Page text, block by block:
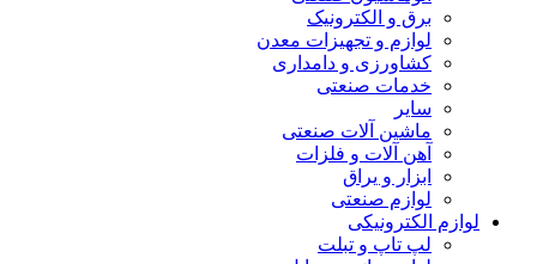
برق و الکترونیک
لوازم و تجهیزات معدن
کشاورزی و دامداری
خدمات صنعتی
سایر
ماشین آلات صنعتی
آهن آلات و فلزات
ابزار و یراق
لوازم صنعتی
لوازم الکترونیکی
لپ تاپ و تبلت